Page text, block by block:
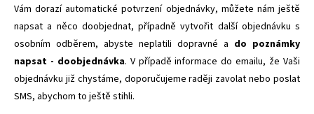
Vám dorazí automatické potvrzení objednávky, můžete nám ještě
napsat a něco doobjednat, případně vytvořit další objednávku s
osobním odběrem, abyste neplatili dopravné a do poznámky
napsat - doobjednávka. V případě informace do emailu, že Vaši
objednávku již chystáme, doporučujeme raději zavolat nebo poslat
SMS, abychom to ještě stihli.